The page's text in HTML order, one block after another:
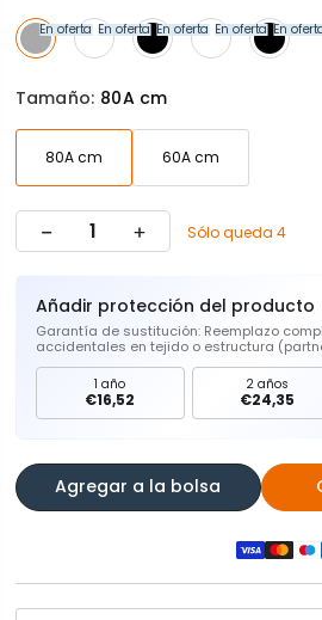
En oferta En oferta En oferta En oferta En
Tamaño: 80A cm
80A cm 60A cm
Sólo queda 4
Añadir protección del producto
Garantía de sustitución: Reemplazo
accidentales en tejido o estructura
1 año
€16,52
2 años
€24,35
Agregar a la bolsa